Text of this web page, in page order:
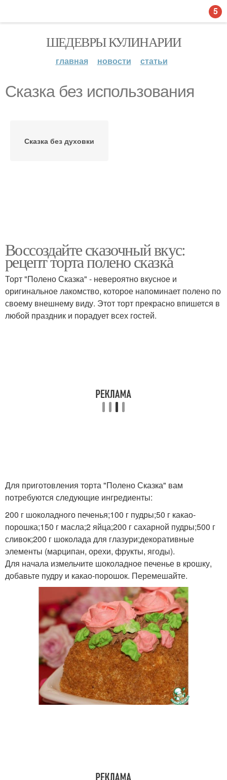
ШЕДЕВРЫ КУЛИНАРИИ
главная новости статьи
Сказка без использования
Сказка без духовки
Воссоздайте сказочный вкус:
рецепт торта полено сказка
Торт "Полено Сказка" - невероятно вкусное и
оригинальное лакомство, которое напоминает полено по
своему внешнему виду. Этот торт прекрасно впишется в
любой праздник и порадует всех гостей.
Для приготовления торта "Полено Сказка" вам
потребуются следующие ингредиенты:
200 г шоколадного печенья;100 г пудры;50 г какао-
порошка;150 г масла;2 яйца;200 г сахарной пудры;500 г
сливок;200 г шоколада для глазури;декоративные
элементы (марципан, орехи, фрукты, ягоды).
Для начала измельчите шоколадное печенье в крошку,
добавьте пудру и какао-порошок. Перемешайте.
5